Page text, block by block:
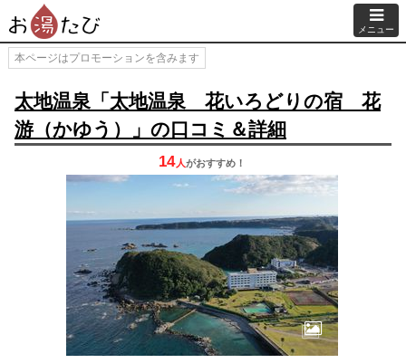
メニュー
本ページはプロモーションを含みます
太地温泉「太地温泉 花いろどりの宿 花
游（かゆう）」の口コミ＆詳細
14 人がおすすめ！